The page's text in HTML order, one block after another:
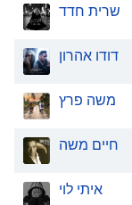
שרית חדד
דודו אהרון
משה פרץ
חיים משה
איתי לוי